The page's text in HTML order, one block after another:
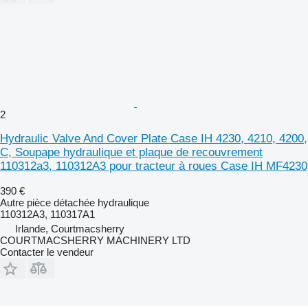
2
Hydraulic Valve And Cover Plate Case IH 4230, 4210, 4200,
C, Soupape hydraulique et plaque de recouvrement
110312a3, 110312A3 pour tracteur à roues Case IH MF4230
390 €
Autre pièce détachée hydraulique
110312A3, 110317A1
Irlande, Courtmacsherry
COURTMACSHERRY MACHINERY LTD
Contacter le vendeur